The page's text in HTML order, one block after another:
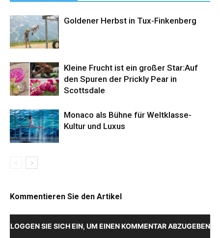
Goldener Herbst in Tux-Finkenberg
Kleine Frucht ist ein großer Star:Auf
den Spuren der Prickly Pear in
Scottsdale
Monaco als Bühne für Weltklasse-
Kultur und Luxus
Kommentieren Sie den Artikel
LOGGEN SIE SICH EIN, UM EINEN KOMMENTAR ABZUGEBEN